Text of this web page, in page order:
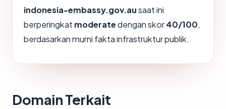
indonesia-embassy.gov.ausaat ini
berperingkat moderatedengan skor40/100,
berdasarkan murni fakta infrastruktur publik.
Domain Terkait